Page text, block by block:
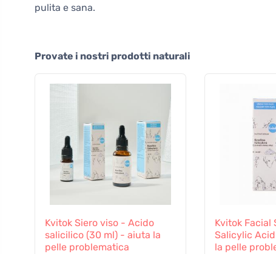
pulita e sana.
Provate i nostri prodotti naturali
Kvitok Siero viso - Acido
salicilico (30 ml) - aiuta la
pelle problematica
Kvitok Facial
Salicylic
la pelle